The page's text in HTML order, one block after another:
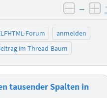
–
Forum
anmelden
im Thread-Baum
tausender Spalten in